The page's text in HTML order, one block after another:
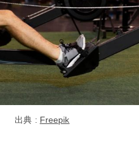
出典 : Freepik